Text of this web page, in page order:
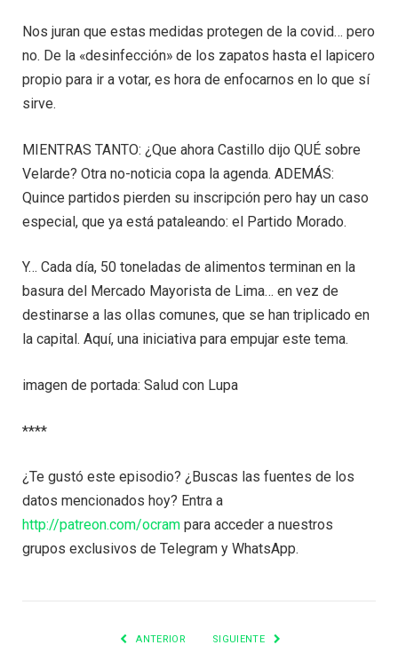
Nos juran que estas medidas protegen de la covid… pero
no. De la «desinfección» de los zapatos hasta el lapicero
propio para ir a votar, es hora de enfocarnos en lo que sí
sirve.
MIENTRAS TANTO: ¿Que ahora Castillo dijo QUÉ sobre
Velarde? Otra no-noticia copa la agenda. ADEMÁS:
Quince partidos pierden su inscripción pero hay un caso
especial, que ya está pataleando: el Partido Morado.
Y… Cada día, 50 toneladas de alimentos terminan en la
basura del Mercado Mayorista de Lima… en vez de
destinarse a las ollas comunes, que se han triplicado en
la capital. Aquí, una iniciativa para empujar este tema.
imagen de portada: Salud con Lupa
****
¿Te gustó este episodio? ¿Buscas las fuentes de los
datos mencionados hoy? Entra a
http://patreon.com/ocram para acceder a nuestros
grupos exclusivos de Telegram y WhatsApp.
ANTERIOR SIGUIENTE